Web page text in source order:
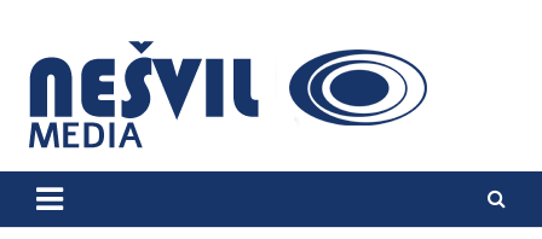
content
Nešvil Media Bogatić